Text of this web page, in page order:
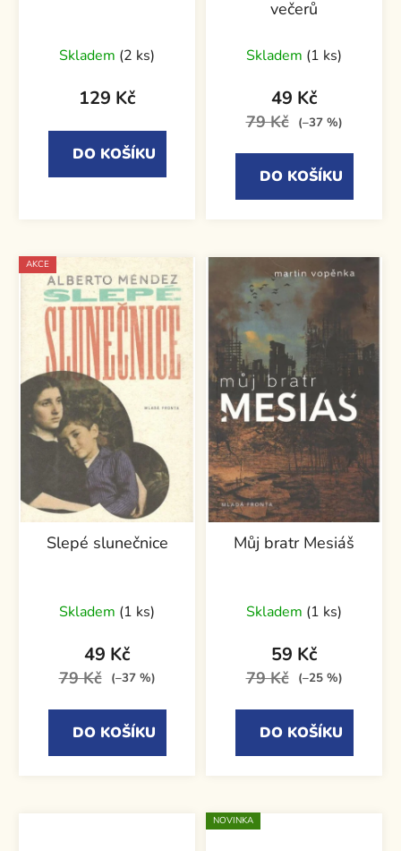
Skladem (2 ks)
129 Kč
DO KOŠÍKU
večerů
Skladem (1 ks)
49 Kč
79 Kč (–37 %)
DO KOŠÍKU
AKCE
Slepé slunečnice
Skladem (1 ks)
49 Kč
79 Kč (–37 %)
DO KOŠÍKU
Můj bratr Mesiáš
Skladem (1 ks)
59 Kč
79 Kč (–25 %)
DO KOŠÍKU
NOVINKA